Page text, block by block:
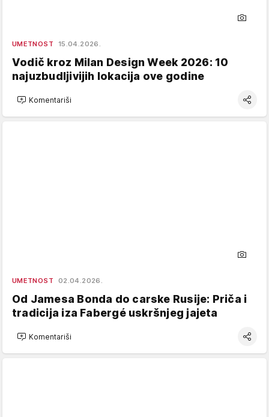
UMETNOST 15.04.2026.
Vodič kroz Milan Design Week 2026: 10
najuzbudljivijih lokacija ove godine
Komentariši
UMETNOST 02.04.2026.
Od Jamesa Bonda do carske Rusije: Priča i
tradicija iza Fabergé uskršnjeg jajeta
Komentariši